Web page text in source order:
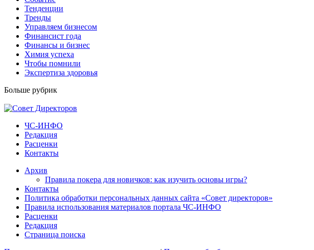
Тенденции
Тренды
Управляем бизнесом
Финансист года
Финансы и бизнес
Химия успеха
Чтобы помнили
Экспертиза здоровья
Больше рубрик
ЧС-ИНФО
Редакция
Расценки
Контакты
Архив
Правила покера для новичков: как изучить основы игры?
Контакты
Политика обработки персональных данных сайта «Совет директоров»
Правила использования материалов портала ЧС-ИНФО
Расценки
Редакция
Страница поиска